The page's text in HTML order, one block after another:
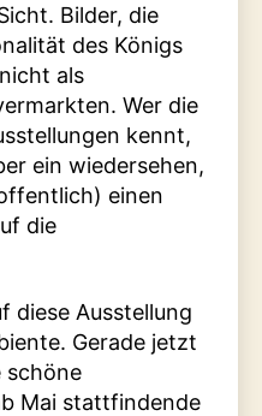
Bilder, die
des Königs
als
Wer die
kennt,
ein wiedersehen,
einen
die
diese Ausstellung
Gerade jetzt
schöne
Mai stattfindende